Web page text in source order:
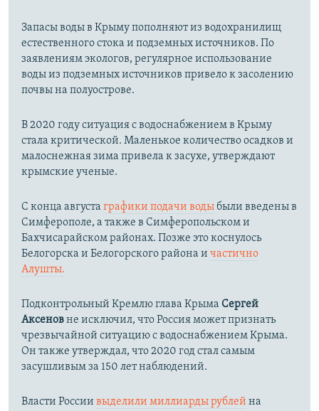
а
й
д
Запасы воды в Крыму пополняют из водохранилищ
естественного стока и подземных источников. По
заявлениям экологов, регулярное использование
воды из подземных источников привело к засолению
почвы на полуострове.
В 2020 году ситуация с водоснабжением в Крыму
стала критической. Маленькое количество осадков и
малоснежная зима привела к засухе, утверждают
крымские ученые.
С конца августа графики подачи водыбыли введены в
Симферополе, а также в Симферопольском и
Бахчисарайском районах. Позже это коснулось
Белогорска и Белогорского района и частично
Алушты.
Подконтрольный Кремлю глава Крыма Сергей
Аксеновне исключил, что Россия может признать
чрезвычайной ситуацию с водоснабжением Крыма.
Он также утверждал, что 2020 год стал самым
засушливым за 150 лет наблюдений.​
Власти России выделили миллиарды рублей на